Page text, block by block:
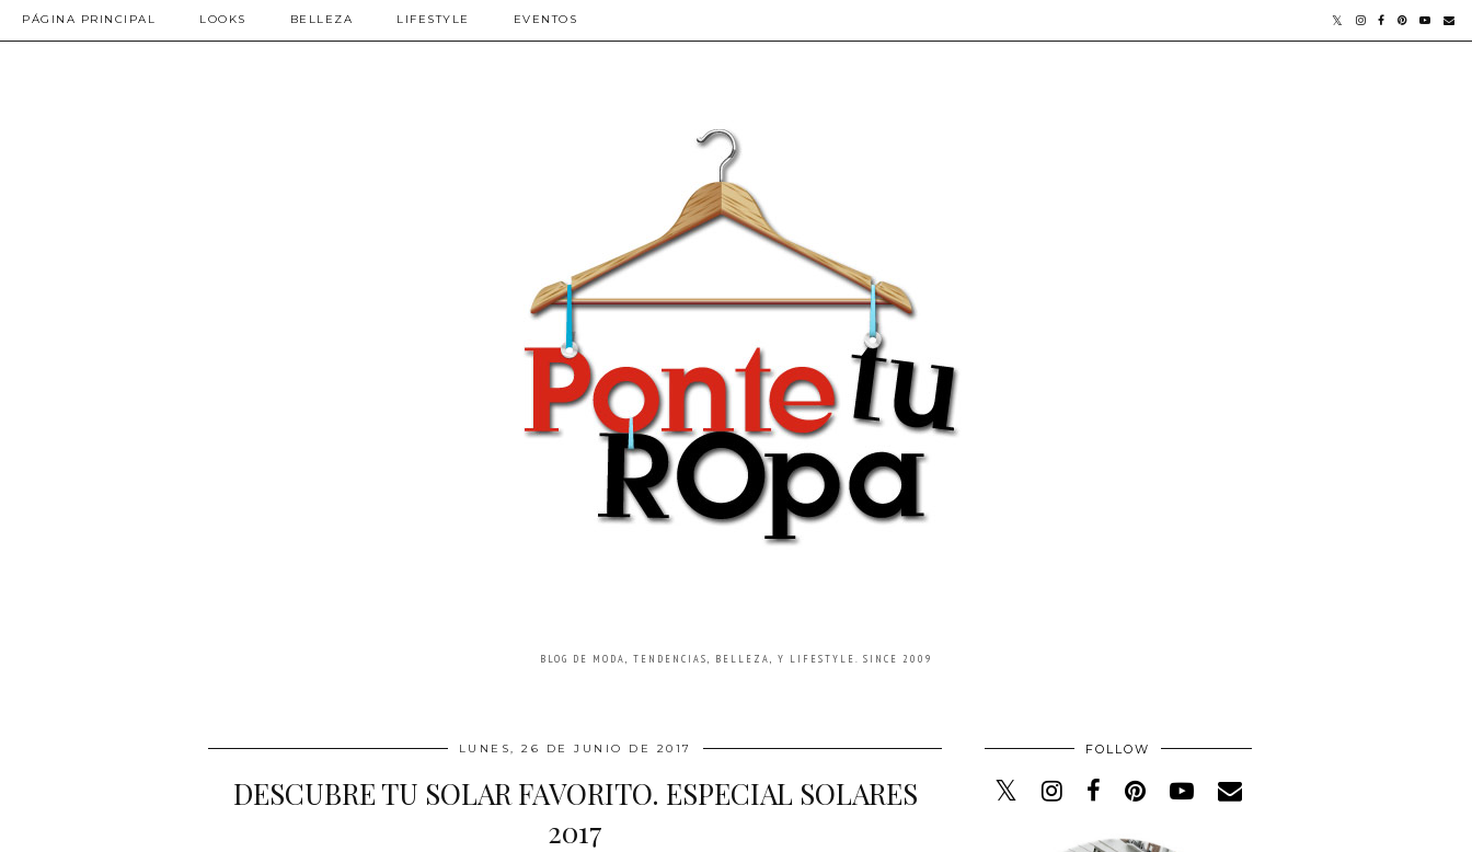
PÁGINA PRINCIPAL LOOKS BELLEZA LIFESTYLE EVENTOS
BLOG DE MODA, TENDENCIAS, BELLEZA, Y LIFESTYLE. SINCE 2009
LUNES, 26 DE JUNIO DE 2017
DESCUBRE TU SOLAR FAVORITO. ESPECIAL SOLARES
2017
FOLLOW